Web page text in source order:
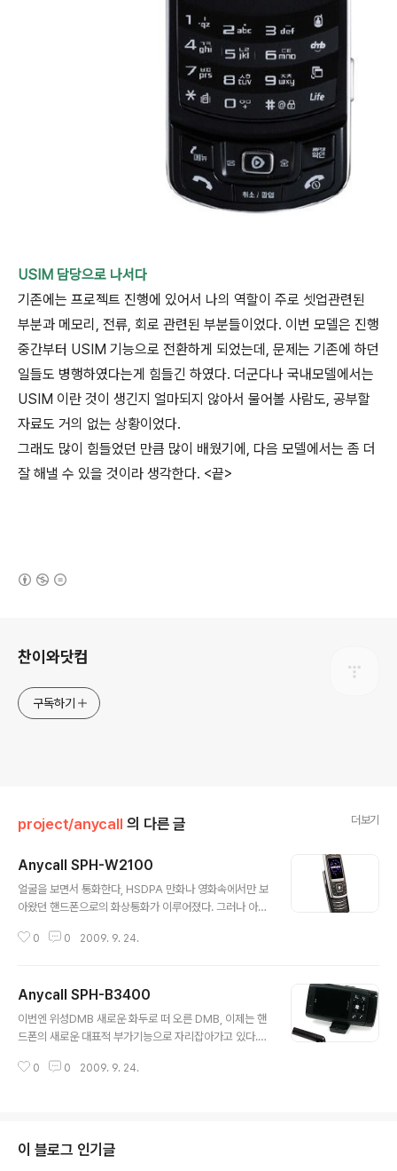
USIM 담당으로 나서다
기존에는 프로젝트 진행에 있어서 나의 역할이 주로 셋업관련된
부분과 메모리, 전류, 회로 관련된 부분들이었다. 이번 모델은 진행
중간부터 USIM 기능으로 전환하게 되었는데, 문제는 기존에 하던
일들도 병행하였다는게 힘들긴 하였다. 더군다나 국내모델에서는
USIM 이란 것이 생긴지 얼마되지 않아서 물어볼 사람도, 공부할
자료도 거의 없는 상황이었다.
그래도 많이 힘들었던 만큼 많이 배웠기에, 다음 모델에서는 좀 더
잘 해낼 수 있을 것이라 생각한다. <끝>
찬이와닷컴
구독하기
project/anycall 의 다른 글 더보기
Anycall SPH-W2100
얼굴을 보면서 통화한다, HSDPA 만화나 영화속에서만 보
아왔던 핸드폰으로의 화상통화가 이루어졌다. 그러나 아직
망과의 호환을 위해 SPH-W2100은 CDMA와 WCDM
만 WCDMA는 CDMA의 차기버전이 아니라, GSM의 차
기버전이다. 따라서 기존 CDMA망을 이용할 수 없고 WC
DMA망을 새로 깔아야하는 문제가 있다. 현재는 KTF의
대도시 중심으로 일부지역에서만 사용가능했기에 그외 지
0 0 2009. 9. 24.
Anycall SPH-B3400
이번엔 위성DMB 새로운 화두로 떠 오른 DMB, 이제는 핸
드폰의 새로운 대표적 부가기능으로 자리잡아가고 있다.
폰 모델개발과 크게 다르지 않을 것이라 생각되었다. 그 말
석한 KTF 위성DMB 이 모델도 거의 막바지에 이르러서 D
ROP 결정이 났다. 또 한번 좌절의 기분을 맛봐야만 하는
0 0 2009. 9. 24.
이 블로그 인기글